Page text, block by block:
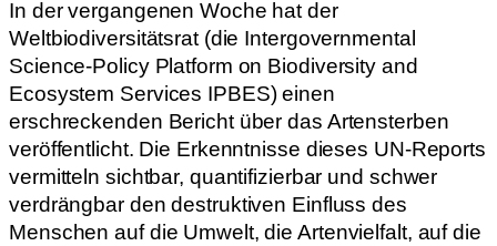
In der vergangenen Woche hat der
Weltbiodiversitätsrat (die Intergovernmental
Science-Policy Platform on Biodiversity and
Ecosystem Services IPBES) einen
erschreckenden Bericht über das Artensterben
veröffentlicht. Die Erkenntnisse dieses UN-Reports
vermitteln sichtbar, quantifizierbar und schwer
verdrängbar den destruktiven Einfluss des
Menschen auf die Umwelt, die Artenvielfalt, auf die